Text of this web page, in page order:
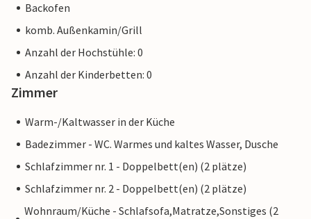
Backofen
komb. Außenkamin/Grill
Anzahl der Hochstühle: 0
Anzahl der Kinderbetten: 0
Zimmer
Warm-/Kaltwasser in der Küche
Badezimmer - WC. Warmes und kaltes Wasser, Dusche
Schlafzimmer nr. 1 - Doppelbett(en) (2 plätze)
Schlafzimmer nr. 2 - Doppelbett(en) (2 plätze)
Wohnraum/Küche - Schlafsofa,Matratze,Sonstiges (2